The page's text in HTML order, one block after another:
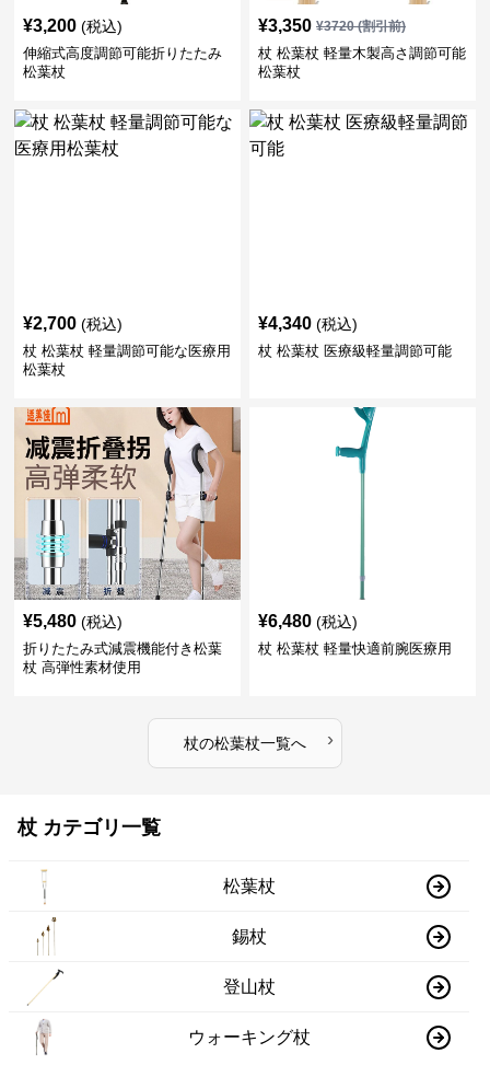
¥3,200 (税込)
伸縮式高度調節可能折りたたみ
松葉杖
¥3,350 ¥3720(割引前)
杖 松葉杖 軽量木製高さ調節可能
松葉杖
¥2,700 (税込)
杖 松葉杖 軽量調節可能な医療用
松葉杖
¥4,340 (税込)
杖 松葉杖 医療級軽量調節可能
¥5,480 (税込)
折りたたみ式減震機能付き松葉
杖 高弾性素材使用
¥6,480 (税込)
杖 松葉杖 軽量快適前腕医療用
杖の松葉杖一覧へ ›
杖 カテゴリ一覧
松葉杖
錫杖
登山杖
ウォーキング杖